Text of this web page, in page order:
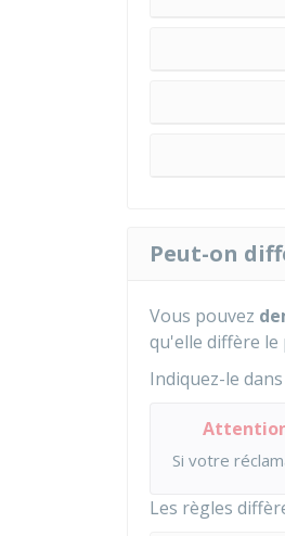
Peut-on
Vous pouvez
qu'elle diffère le
Indiquez-le
Si votre
Les règles